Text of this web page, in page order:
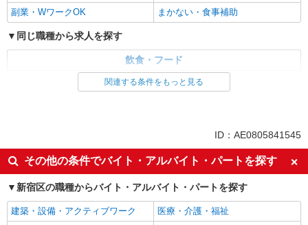
副業・WワークOK
まかない・食事補助
同じ職種から求人を探す
飲食・フード
調理・調理補助・調理師
社会保険あり
社員登用あり
未経験歓迎
週2～3日勤務OK
短時間勤務（1日4h以内）OK
副業・WワークOK
まかない・食事補助
関連する条件をもっと見る
ID：AE0805841545
その他の条件でバイト・アルバイト・パートを探す
新宿区の職種からバイト・アルバイト・パートを探す
建築・設備・アクティブワーク
医療・介護・福祉